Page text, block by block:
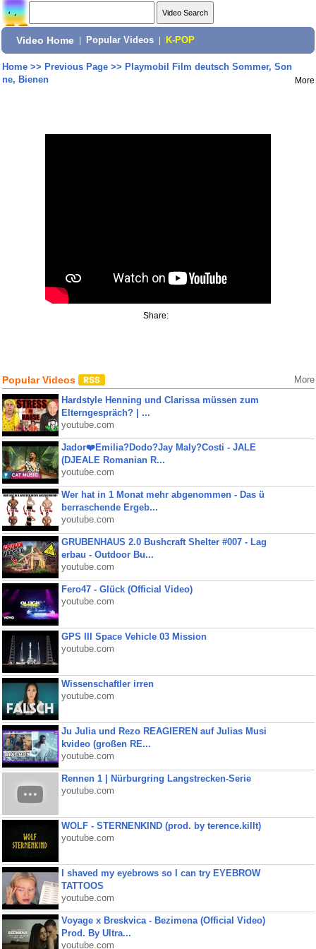
Video Home Popular Videos K-POP
Home>> Previous Page>> Playmobil Film deutsch Sommer, Son
ne, Bienen
More
Share:
Popular Videos More
Hardstyle Henning und Clarissa müssen zum
Elterngespräch? | ...
youtube.com
Jador❤️Emilia?Dodo?Jay Maly?Costi - JALE
(DJEALE Romanian R...
youtube.com
Wer hat in 1 Monat mehr abgenommen - Das ü
berraschende Ergeb...
youtube.com
GRUBENHAUS 2.0 Bushcraft Shelter #007 - Lag
erbau - Outdoor Bu...
youtube.com
Fero47 - Glück (Official Video)
youtube.com
GPS III Space Vehicle 03 Mission
youtube.com
Wissenschaftler irren
youtube.com
Ju Julia und Rezo REAGIEREN auf Julias Musi
kvideo (großen RE...
youtube.com
Rennen 1 | Nürburgring Langstrecken-Serie
youtube.com
WOLF - STERNENKIND (prod. by terence.killt)
youtube.com
I shaved my eyebrows so I can try EYEBROW
TATTOOS
youtube.com
Voyage x Breskvica - Bezimena (Official Video)
Prod. By Ultra...
youtube.com